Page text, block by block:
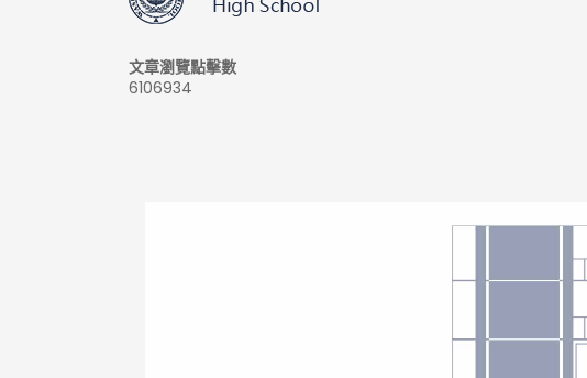
文章瀏覽點擊數
6106934